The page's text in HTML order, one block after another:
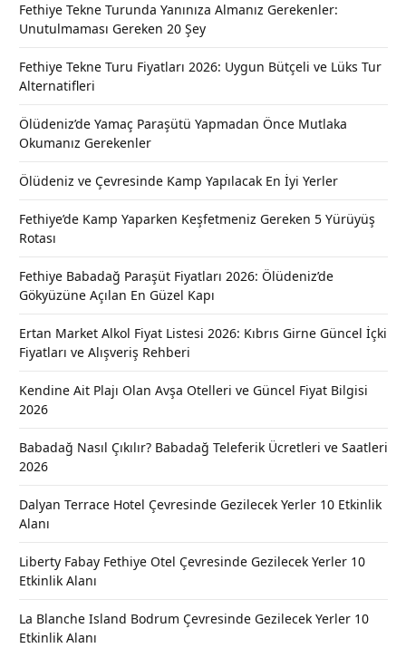
Fethiye Tekne Turunda Yanınıza Almanız Gerekenler:
Unutulmaması Gereken 20 Şey
Fethiye Tekne Turu Fiyatları 2026: Uygun Bütçeli ve Lüks Tur
Alternatifleri
Ölüdeniz’de Yamaç Paraşütü Yapmadan Önce Mutlaka
Okumanız Gerekenler
Ölüdeniz ve Çevresinde Kamp Yapılacak En İyi Yerler
Fethiye’de Kamp Yaparken Keşfetmeniz Gereken 5 Yürüyüş
Rotası
Fethiye Babadağ Paraşüt Fiyatları 2026: Ölüdeniz’de
Gökyüzüne Açılan En Güzel Kapı
Ertan Market Alkol Fiyat Listesi 2026: Kıbrıs Girne Güncel İçki
Fiyatları ve Alışveriş Rehberi
Kendine Ait Plajı Olan Avşa Otelleri ve Güncel Fiyat Bilgisi
2026
Babadağ Nasıl Çıkılır? Babadağ Teleferik Ücretleri ve Saatleri
2026
Dalyan Terrace Hotel Çevresinde Gezilecek Yerler 10 Etkinlik
Alanı
Liberty Fabay Fethiye Otel Çevresinde Gezilecek Yerler 10
Etkinlik Alanı
La Blanche Island Bodrum Çevresinde Gezilecek Yerler 10
Etkinlik Alanı